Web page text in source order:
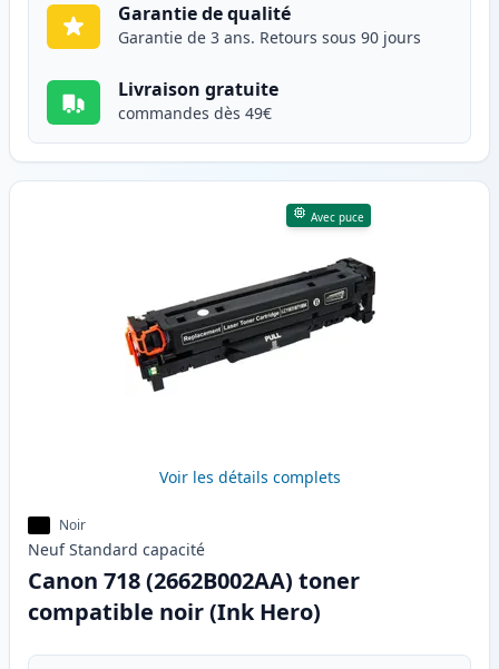
Garantie de qualité
Garantie de 3 ans. Retours sous 90 jours
Livraison gratuite
commandes dès 49€
Avec puce
Voir les détails complets
Noir
Neuf Standard capacité
Canon 718 (2662B002AA) toner
compatible noir (Ink Hero)